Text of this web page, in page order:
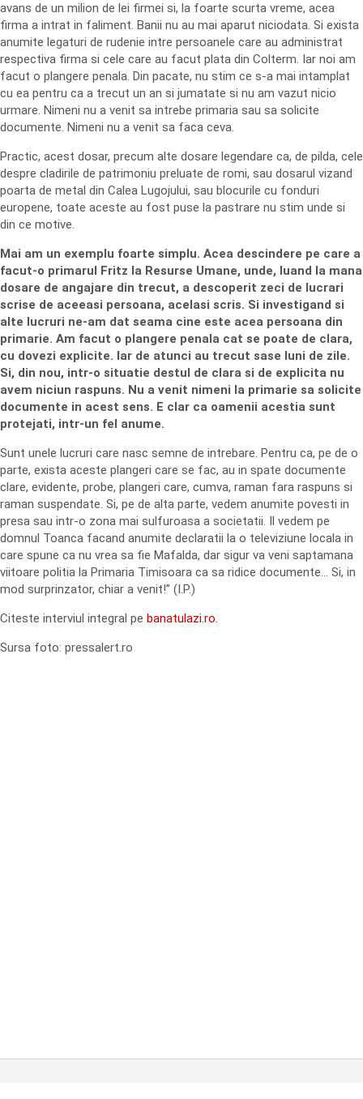
avans de un milion de lei firmei si, la foarte scurta vreme, acea
firma a intrat in faliment. Banii nu au mai aparut niciodata. Si exista
anumite legaturi de rudenie intre persoanele care au administrat
respectiva firma si cele care au facut plata din Colterm. Iar noi am
facut o plangere penala. Din pacate, nu stim ce s-a mai intamplat
cu ea pentru ca a trecut un an si jumatate si nu am vazut nicio
urmare. Nimeni nu a venit sa intrebe primaria sau sa solicite
documente. Nimeni nu a venit sa faca ceva.
Practic, acest dosar, precum alte dosare legendare ca, de pilda, cele
despre cladirile de patrimoniu preluate de romi, sau dosarul vizand
poarta de metal din Calea Lugojului, sau blocurile cu fonduri
europene, toate aceste au fost puse la pastrare nu stim unde si
din ce motive.
Mai am un exemplu foarte simplu. Acea descindere pe care a
facut-o primarul Fritz la Resurse Umane, unde, luand la mana
dosare de angajare din trecut, a descoperit zeci de lucrari
scrise de aceeasi persoana, acelasi scris. Si investigand si
alte lucruri ne-am dat seama cine este acea persoana din
primarie. Am facut o plangere penala cat se poate de clara,
cu dovezi explicite. Iar de atunci au trecut sase luni de zile.
Si, din nou, intr-o situatie destul de clara si de explicita nu
avem niciun raspuns. Nu a venit nimeni la primarie sa solicite
documente in acest sens. E clar ca oamenii acestia sunt
protejati, intr-un fel anume.
Sunt unele lucruri care nasc semne de intrebare. Pentru ca, pe de o
parte, exista aceste plangeri care se fac, au in spate documente
clare, evidente, probe, plangeri care, cumva, raman fara raspuns si
raman suspendate. Si, pe de alta parte, vedem anumite povesti in
presa sau intr-o zona mai sulfuroasa a societatii. Il vedem pe
domnul Toanca facand anumite declaratii la o televiziune locala in
care spune ca nu vrea sa fie Mafalda, dar sigur va veni saptamana
viitoare politia la Primaria Timisoara ca sa ridice documente… Si, in
mod surprinzator, chiar a venit!” (I.P.)
Citeste interviul integral pe banatulazi.ro.
Sursa foto: pressalert.ro